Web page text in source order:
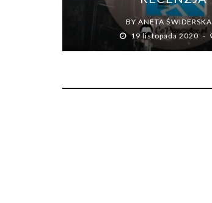
BY ANETA ŚWIDERSKA
19 listopada 2020